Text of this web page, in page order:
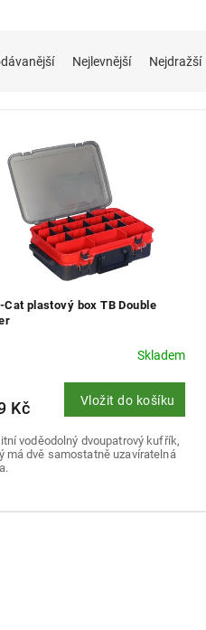
Nejlevnější Nejdražší
Cat plastový box TB Double
Skladem
Kč Vložit do košíku
voděodolný dvoupatrový kufřík,
má dvě samostatně uzavíratelná